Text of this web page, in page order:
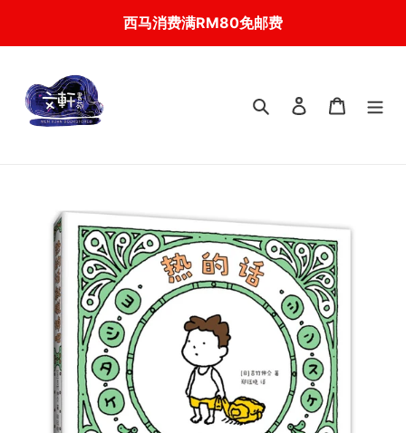
content
西马消费满RM80免邮费
搜索 登入 我的购物